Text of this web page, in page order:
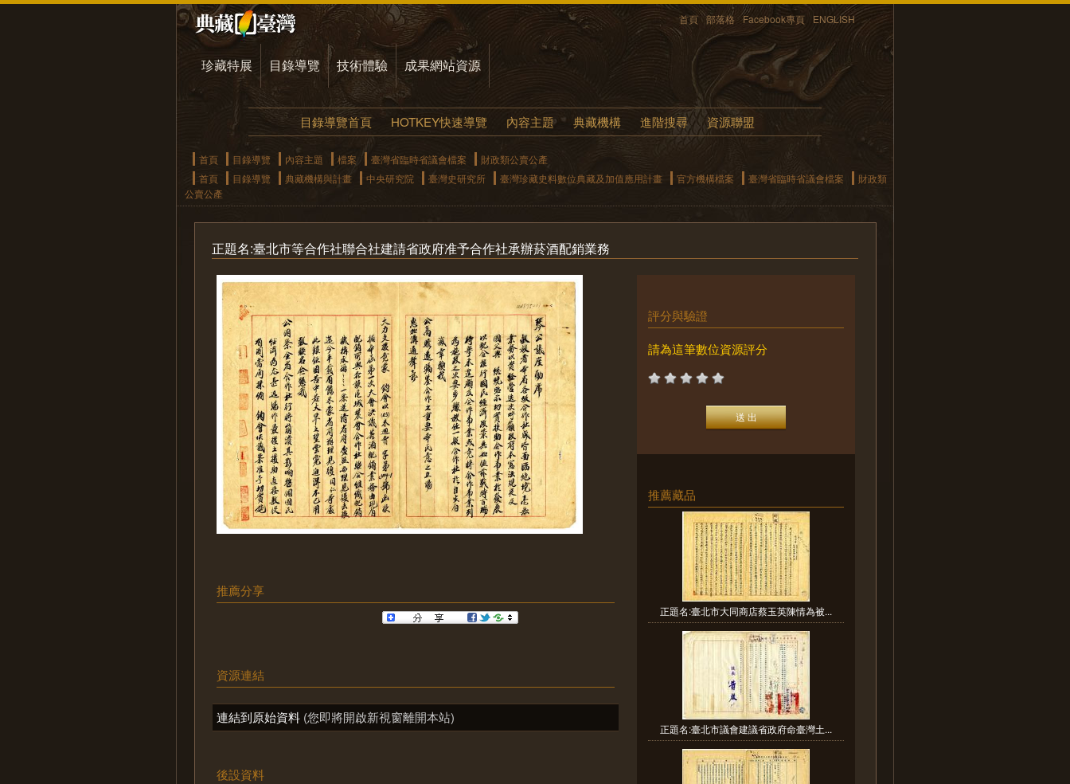
首頁 部落格 Facebook專頁 ENGLISH
珍藏特展 目錄導覽 技術體驗 成果網站資源
目錄導覽首頁 HOTKEY快速導覽 內容主題 典藏機構 進階搜尋 資源聯盟
首頁 目錄導覽 內容主題 檔案 臺灣省臨時省議會檔案
財政類公賣公產
首頁
目錄導覽 典藏機構與計畫 中央研究院 臺灣史研究所 臺灣珍藏史料數位典藏及加值應用計畫 官方機構檔案 臺灣省臨時省議會檔案
財政類
公賣公產
正題名:臺北市等合作社聯合社建請省政府准予合作社承辦菸酒配銷業務
推薦分享
資源連結
連結到原始資料 (您即將開啟新視窗離開本站)
後設資料
評分與驗證
請為這筆數位資源評分
推薦藏品
正題名:臺北市大同商店蔡玉英陳情為被...
正題名:臺北市議會建議省政府命臺灣土...